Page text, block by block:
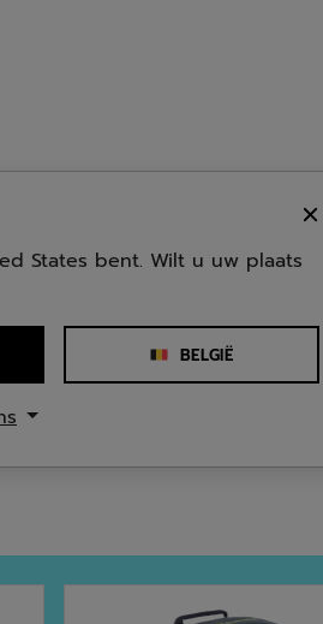
Aantal riempjes
States bent. Wilt u uw plaats
BELGIË